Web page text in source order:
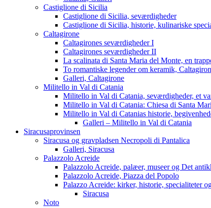
Castiglione di Sicilia
Castiglione di Sicilia, seværdigheder
Castiglione di Sicilia, historie, kulinariske
Caltagirone
Caltagirones seværdigheder I
Caltagirones seværdigheder II
La scalinata di Santa Maria del Monte, en
To romantiske legender om keramik,
Galleri, Caltagirone
Militello in Val di Catania
Militello in Val di Catania, seværdigheder, et
Militello in Val di Catania: Chiesa di Santa
Militello in Val di Catanias historie,
Galleri – Militello in Val di Catania
Siracusaprovinsen
Siracusa og gravpladsen Necropoli di Pantalica
Galleri, Siracusa
Palazzolo Acreide
Palazzolo Acreide, palæer, museer og Det
Palazzolo Acreide, Piazza del Popolo
Palazzo Acreide: kirker, historie, specialiteter
Siracusa
Noto